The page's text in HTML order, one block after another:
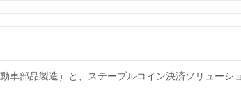
車部品製造）と、ステーブルコイン決済ソリュー